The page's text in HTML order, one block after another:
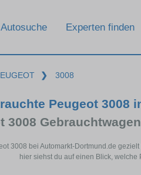
Autosuche Experten finden
❯ 3008
Peugeot 3008
3008
3008 bei Automarkt-Dortmund.de
hier siehst du auf einen Blick,